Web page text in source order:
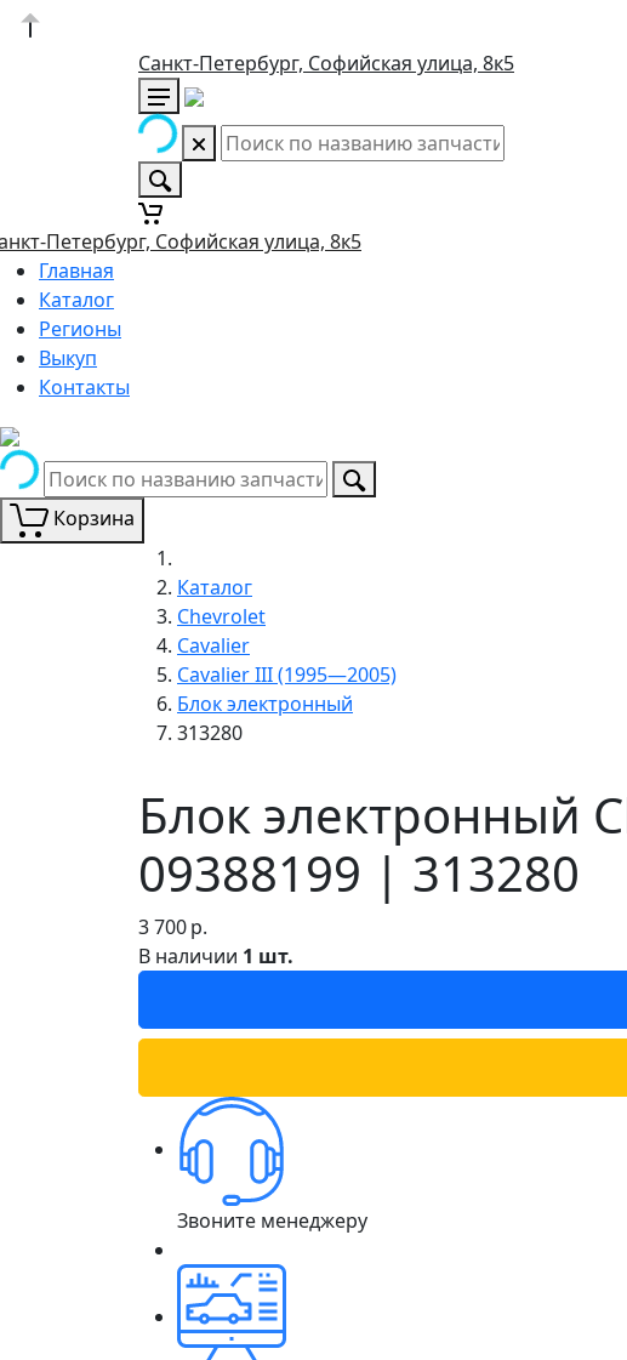
Санкт-Петербург, Софийская улица, 8к5
Петербург, Софийская улица, 8к5
Главная
Каталог
Регионы
Выкуп
Контакты
Корзина
Каталог
Chevrolet
Cavalier
Cavalier III (1995—2005)
Блок электронный
313280
Блок электронный
09388199 | 313280
3 700р.
В наличии 1 шт.
Звоните менеджеру